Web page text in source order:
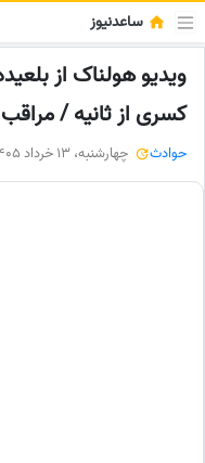
ساعدنیوز
ویدیو هولناک از
کسری از ثانیه / مراقب
حوادث چهارشنبه، 13 خرداد 1405